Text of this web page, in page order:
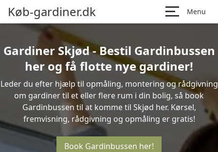
Køb-gardiner.dk Menu
Gardiner Skjød - Bestil Gardinbussen
her og få flotte nye gardiner!
Leder du efter hjælp til opmåling, montering og rådgivning
om gardiner til et eller flere rum i din bolig, så book
Gardinbussen til at komme til Skjød her. Kørsel,
fremvisning, rådgivning og opmåling er gratis!
Book Gardinbussen her!